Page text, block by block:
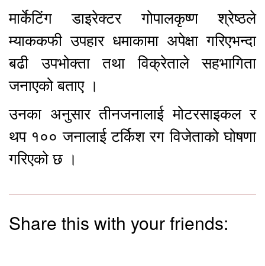
मार्केटिंग डाइरेक्टर गोपालकृष्ण श्रेष्ठले
म्याककफी उपहार धमाकामा अपेक्षा गरिएभन्दा
बढी उपभोक्ता तथा विक्रेताले सहभागिता
जनाएको बताए ।
उनका अनुसार तीनजनालाई मोटरसाइकल र
थप १०० जनालाई टर्किश रग विजेताको घोषणा
गरिएको छ ।
Share this with your friends: